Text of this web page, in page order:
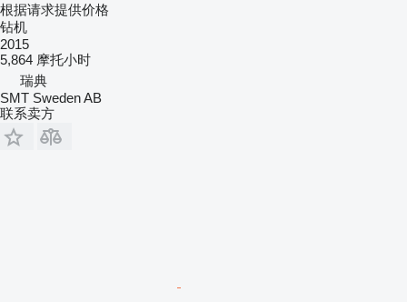
根据请求提供价格
钻机
2015
5,864 摩托小时
瑞典
SMT Sweden AB
联系卖方